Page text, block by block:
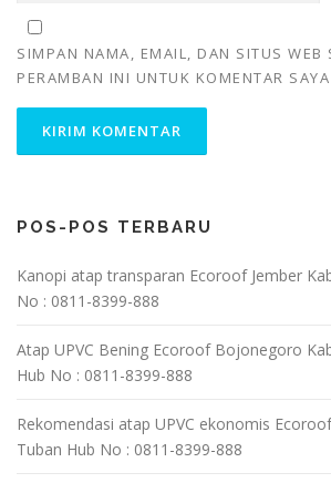
SIMPAN NAMA, EMAIL, DAN SITUS WEB
PERAMBAN INI UNTUK KOMENTAR
POS-POS TERBARU
Kanopi atap transparan Ecoroof Jember
No : 0811-8399-888
Atap UPVC Bening Ecoroof Bojonegoro
Hub No : 0811-8399-888
Rekomendasi atap UPVC ekonomis
Tuban Hub No : 0811-8399-888